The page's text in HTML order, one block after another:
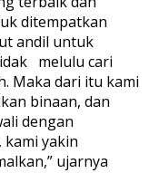
ditempatkan
andil untuk
melulu cari
Maka dari itu kami
binaan, dan
dengan
kami yakin
ujarnya